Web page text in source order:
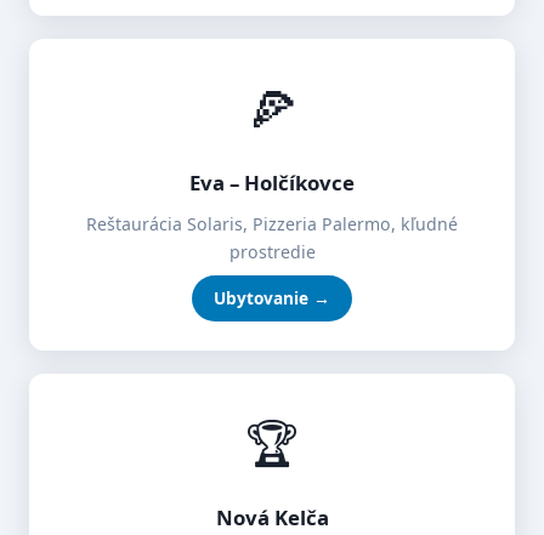
🍕
Eva – Holčíkovce
Reštaurácia Solaris, Pizzeria Palermo, kľudné
prostredie
Ubytovanie →
🏆
Nová Kelča